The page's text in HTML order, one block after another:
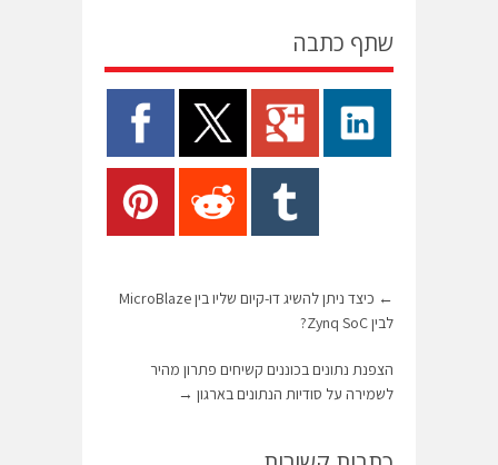
שתף כתבה
←
כיצד ניתן להשיג דו-קיום שליו בין MicroBlaze
לבין Zynq SoC?
הצפנת נתונים בכוננים קשיחים פתרון מהיר
לשמירה על סודיות הנתונים בארגון →